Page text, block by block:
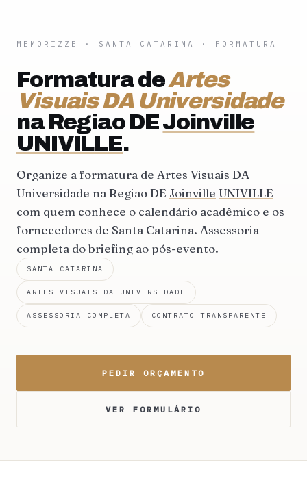
MEMORIZZE · SANTA CATARINA · FORMATURA
Formatura deArtes
Visuais DA Universidade
na Regiao DEJoinville
UNIVILLE.
Organize a formatura de Artes Visuais DA
Universidade na Regiao DE Joinville UNIVILLE
com quem conhece o calendário acadêmico e os
fornecedores de Santa Catarina. Assessoria
completa do briefing ao pós-evento.
SANTA CATARINA
ARTES VISUAIS DA UNIVERSIDADE
ASSESSORIA COMPLETA CONTRATO TRANSPARENTE
PEDIR ORÇAMENTO
VER FORMULÁRIO